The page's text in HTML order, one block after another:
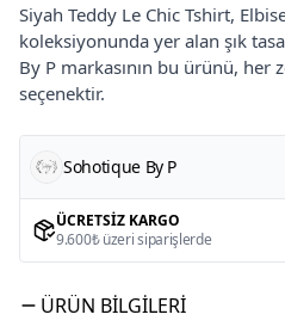
Siyah Teddy Le Chic Tshirt,
koleksiyonunda yer alan şık
By P markasının bu ürünü,
seçenektir.
Sohotique By P
ÜCRETSIZ KARGO
9.600₺ üzeri siparişlerde
ÜRÜN BILGILERI